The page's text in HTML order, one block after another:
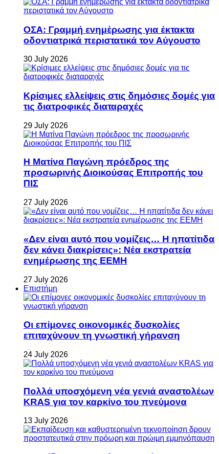
ΟΣΑ: Γραμμή ενημέρωσης για έκτακτα
οδοντιατρικά περιστατικά τον Αύγουστο
30 July 2026
Κρίσιμες ελλείψεις στις δημόσιες δομές για
τις διατροφικές διαταραχές
29 July 2026
Η Ματίνα Παγώνη πρόεδρος της
προσωρινής Διοικούσας Επιτροπής του
ΠΙΣ
27 July 2026
«Δεν είναι αυτό που νομίζεις… Η ηπατίτιδα
δεν κάνει διακρίσεις»: Νέα εκστρατεία
ενημέρωσης της ΕΕΜΗ
27 July 2026
Επιστήμη
Οι επίμονες οικονομικές δυσκολίες
επιταχύνουν τη γνωστική γήρανση
24 July 2026
Πολλά υποσχόμενη νέα γενιά αναστολέων
KRAS για τον καρκίνο του πνεύμονα
13 July 2026